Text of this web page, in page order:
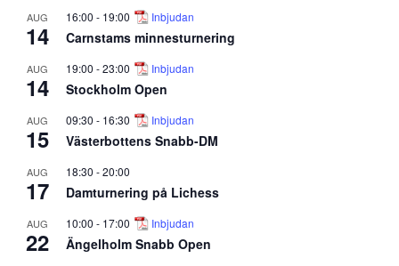
AUG
14
16:00 - 19:00 Inbjudan
Carnstams minnesturnering
AUG
14
19:00 -23:00 Inbjudan
Stockholm Open
AUG
15
09:30 - 16:30 Inbjudan
Västerbottens Snabb-DM
AUG
17
18:30 -20:00
Damturnering på Lichess
AUG
22
10:00 - 17:00 Inbjudan
Ängelholm Snabb Open